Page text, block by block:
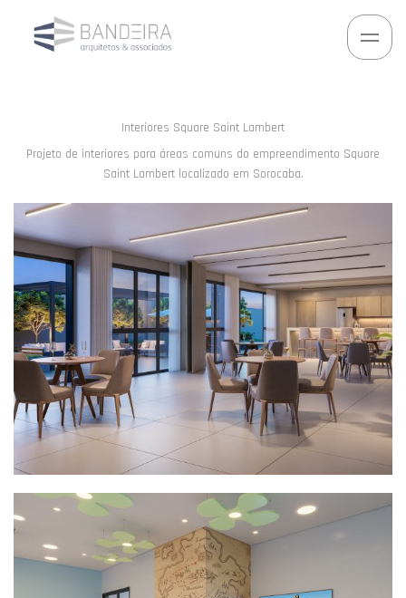
Interiores Square Saint Lambert
Projeto de interiores para áreas comuns do empreendimento Square
Saint Lambert localizado em Sorocaba.